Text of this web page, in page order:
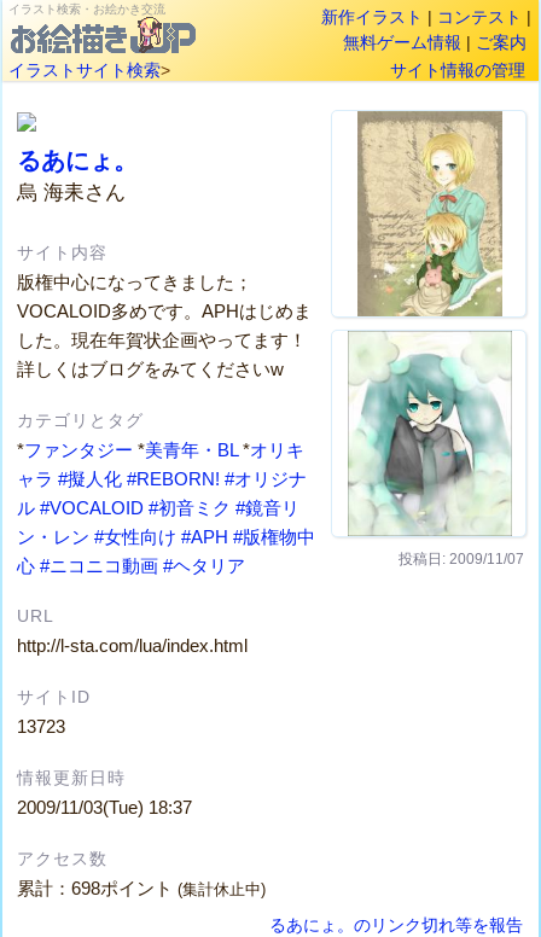
イラスト検索・お絵かき交流 新作イラスト | コンテスト |
無料ゲーム情報 | ご案内
イラストサイト検索> サイト情報の管理
投稿日: 2009/11/07
るあにょ。
烏 海耒さん
サイト内容
版権中心になってきました；
VOCALOID多めです。APHはじめま
した。現在年賀状企画やってます！
詳しくはブログをみてくださいw
カテゴリとタグ
*ファンタジー *美青年・BL*オリキ
ャラ #擬人化 #REBORN! #オリジナ
ル #VOCALOID #初音ミク #鏡音リ
ン・レン #女性向け #APH #版権物中
心 #ニコニコ動画 #ヘタリア
URL
http://l-sta.com/lua/index.html
サイトID
13723
情報更新日時
2009/11/03(Tue) 18:37
アクセス数
累計：698ポイント(集計休止中)
るあにょ。のリンク切れ等を報告